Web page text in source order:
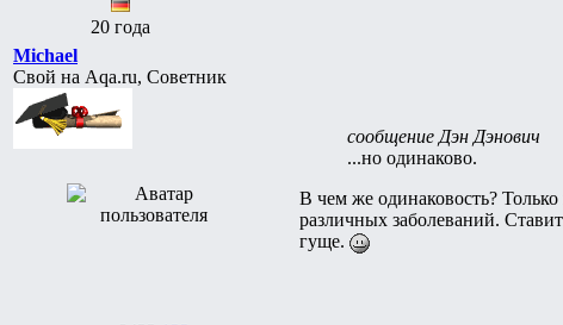
20 года
Michael
Свой на Aqa.ru, Советник
сообщение Дэн Дэнович
...но одинаково.
В чем же одинаковость?
различных заболеваний.
гуще.